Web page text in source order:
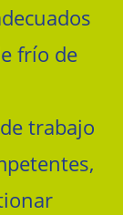
frío de
trabajo